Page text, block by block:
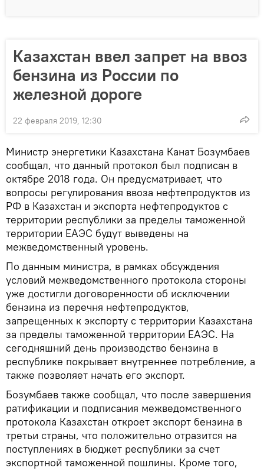
Казахстан ввел запрет на ввоз
бензина из России по
железной дороге
22 февраля 2019, 12:30
Министр энергетики Казахстана Канат Бозумбаев
сообщал, что данный протокол был подписан в
октябре 2018 года. Он предусматривает, что
вопросы регулирования ввоза нефтепродуктов из
РФ в Казахстан и экспорта нефтепродуктов с
территории республики за пределы таможенной
территории ЕАЭС будут выведены на
межведомственный уровень.
По данным министра, в рамках обсуждения
условий межведомственного протокола стороны
уже достигли договоренности об исключении
бензина из перечня нефтепродуктов,
запрещенных к экспорту с территории Казахстана
за пределы таможенной территории ЕАЭС. На
сегодняшний день производство бензина в
республике покрывает внутреннее потребление, а
также позволяет начать его экспорт.
Бозумбаев также сообщал, что после завершения
ратификации и подписания межведомственного
протокола Казахстан откроет экспорт бензина в
третьи страны, что положительно отразится на
поступлениях в бюджет республики за счет
экспортной таможенной пошлины. Кроме того,